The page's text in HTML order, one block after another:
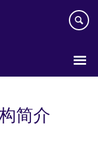
简介